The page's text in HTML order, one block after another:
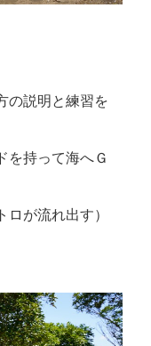
の説明と練習を
を持って海へＧ
ロが流れ出す）